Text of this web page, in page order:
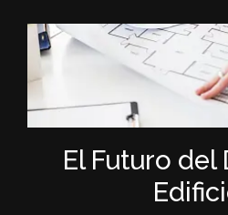
El Futuro del